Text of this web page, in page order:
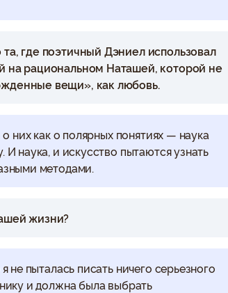
где поэтичный Дэниел использовал
на рациональном Наташей, которой не
вещи», как любовь.
них как о полярных понятиях — наука
наука, и искусство пытаются узнать
методами.
жизни?
не пыталась писать ничего серьезного
и должна была выбрать